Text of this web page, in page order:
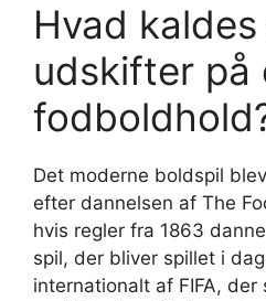
Hvad kaldes
udskifter på
Det moderne boldspil
efter dannelsen af The
hvis regler fra 1863
spil, der bliver spillet i
internationalt af FIFA, der